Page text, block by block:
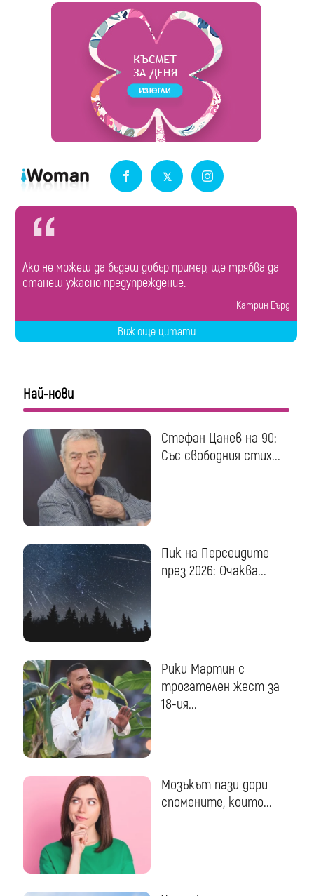
Ако не можеш да бъдеш добър пример, ще трябва да
станеш ужасно предупреждение.
Катрин Еърд
Виж още цитати
Най-нови
Стефан Цанев на 90:
Със свободния стих...
Пик на Персеидите
през 2026: Очаква...
Рики Мартин с
трогателен жест за
18-ия...
Мозъкът пази дори
спомените, които...